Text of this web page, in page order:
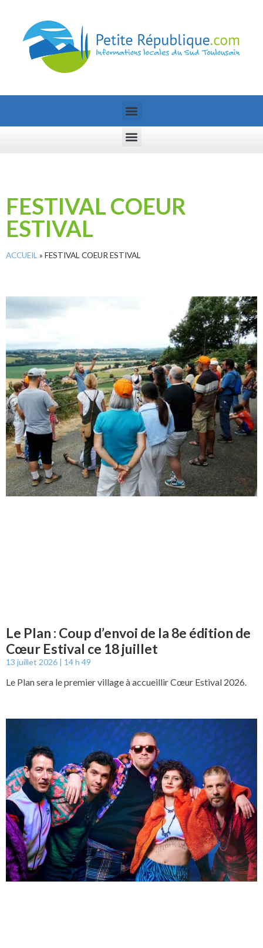
FESTIVAL COEUR
ESTIVAL
ACCUEIL » FESTIVAL COEUR ESTIVAL
Le Plan : Coup d’envoi de la 8e édition de
Cœur Estival ce 18 juillet
13 juillet 2026 14 h 49
Le Plan sera le premier village à accueillir Cœur Estival 2026.